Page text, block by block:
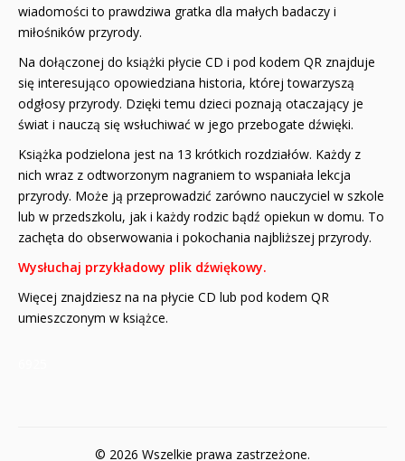
wiadomości to prawdziwa gratka dla małych badaczy i
miłośników przyrody.
Na dołączonej do książki płycie CD i pod kodem QR znajduje
się interesująco opowiedziana historia, której towarzyszą
odgłosy przyrody. Dzięki temu dzieci poznają otaczający je
świat i nauczą się wsłuchiwać w jego przebogate dźwięki.
Książka podzielona jest na 13 krótkich rozdziałów. Każdy z
nich wraz z odtworzonym nagraniem to wspaniała lekcja
przyrody. Może ją przeprowadzić zarówno nauczyciel w szkole
lub w przedszkolu, jak i każdy rodzic bądź opiekun w domu. To
zachęta do obserwowania i pokochania najbliższej przyrody.
Wysłuchaj przykładowy plik dźwiękowy.
Więcej znajdziesz na na płycie CD lub pod kodem QR
umieszczonym w książce.
© 2026 Wszelkie prawa zastrzeżone.